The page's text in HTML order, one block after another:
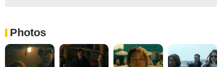
Photos